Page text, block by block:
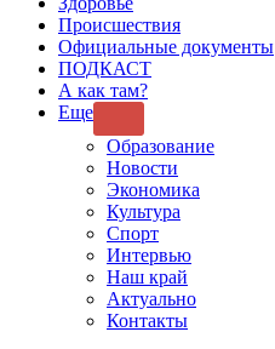
Происшествия
Официальные документы
ПОДКАСТ
А как там?
Еще
SUB
MENU
Образование
Новости
Экономика
Культура
Спорт
Интервью
Наш край
Актуально
Контакты